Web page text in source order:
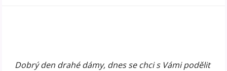
Dobrý den drahé dámy, dnes se chci s Vámi podělit